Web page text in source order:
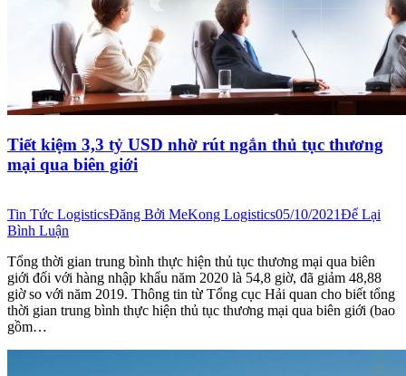
Tiết kiệm 3,3 tỷ USD nhờ rút ngắn thủ tục thương
mại qua biên giới
Tin Tức LogisticsĐăng Bởi MeKong Logistics05/10/2021Để Lại
Bình Luận
Tổng thời gian trung bình thực hiện thủ tục thương mại qua biên
giới đối với hàng nhập khẩu năm 2020 là 54,8 giờ, đã giảm 48,88
giờ so với năm 2019. Thông tin từ Tổng cục Hải quan cho biết tổng
thời gian trung bình thực hiện thủ tục thương mại qua biên giới (bao
gồm…